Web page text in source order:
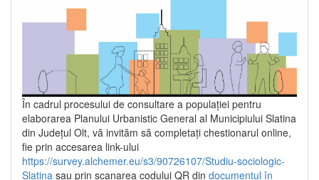
În cadrul procesului de consultare a populaţiei pentru
elaborarea Planului Urbanistic General al Municipiului Slatina
din Județul Olt, vă invităm să completați chestionarul online,
fie prin accesarea link-ului
https://survey.alchemer.eu/s3/90726107/Studiu-sociologic-
Slatina sau prin scanarea codului QR din documentul în